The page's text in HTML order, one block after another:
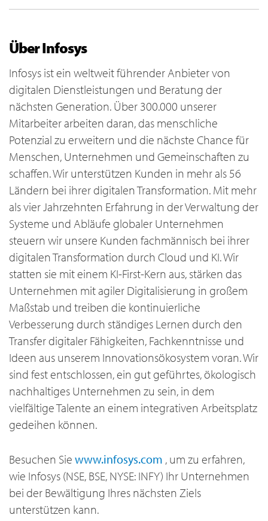
Über Infosys
Infosys ist ein weltweit führender Anbieter von
digitalen Dienstleistungen und Beratung der
nächsten Generation. Über 300.000 unserer
Mitarbeiter arbeiten daran, das menschliche
Potenzial zu erweitern und die nächste Chance für
Menschen, Unternehmen und Gemeinschaften zu
schaffen. Wir unterstützen Kunden in mehr als 56
Ländern bei ihrer digitalen Transformation. Mit mehr
als vier Jahrzehnten Erfahrung in der Verwaltung der
Systeme und Abläufe globaler Unternehmen
steuern wir unsere Kunden fachmännisch bei ihrer
digitalen Transformation durch Cloud und KI. Wir
statten sie mit einem KI-First-Kern aus, stärken das
Unternehmen mit agiler Digitalisierung in großem
Maßstab und treiben die kontinuierliche
Verbesserung durch ständiges Lernen durch den
Transfer digitaler Fähigkeiten, Fachkenntnisse und
Ideen aus unserem Innovationsökosystem voran. Wir
sind fest entschlossen, ein gut geführtes, ökologisch
nachhaltiges Unternehmen zu sein, in dem
vielfältige Talente an einem integrativen Arbeitsplatz
gedeihen können.
Besuchen Sie www.infosys.com , um zu erfahren,
wie Infosys (NSE, BSE, NYSE: INFY) Ihr Unternehmen
bei der Bewältigung Ihres nächsten Ziels
unterstützen kann.